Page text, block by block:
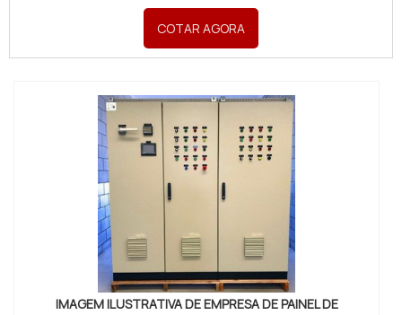
de distribuição de força em uma empresa inovadora,
descobre a Pégaso Soluções Elétricas. Uma empresa
com alto know-how em banco de capacitores para
COTAR AGORA
IMAGEM ILUSTRATIVA DE EMPRESA DE PAINEL DE